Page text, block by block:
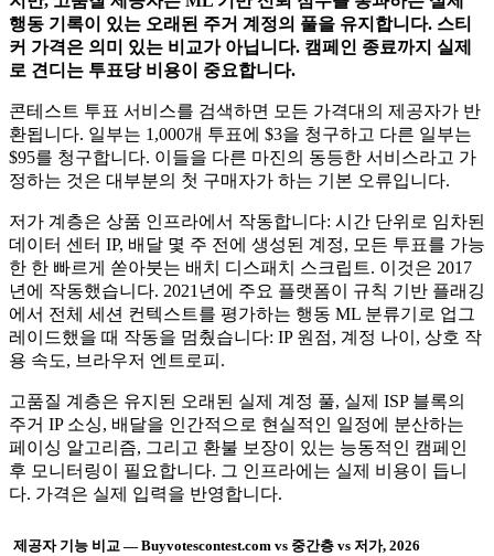
행동 기록이 있는 오래된 주거 계정의 풀을 유지합니다. 스티
커 가격은 의미 있는 비교가 아닙니다. 캠페인 종료까지 실제
로 견디는 투표당 비용이 중요합니다.
콘테스트 투표 서비스를 검색하면 모든 가격대의 제공자가 반
환됩니다. 일부는 1,000개 투표에 $3을 청구하고 다른 일부는
$95를 청구합니다. 이들을 다른 마진의 동등한 서비스라고 가
정하는 것은 대부분의 첫 구매자가 하는 기본 오류입니다.
저가 계층은 상품 인프라에서 작동합니다: 시간 단위로 임차된
데이터 센터 IP, 배달 몇 주 전에 생성된 계정, 모든 투표를 가능
한 한 빠르게 쏟아붓는 배치 디스패치 스크립트. 이것은 2017
년에 작동했습니다. 2021년에 주요 플랫폼이 규칙 기반 플래깅
에서 전체 세션 컨텍스트를 평가하는 행동 ML 분류기로 업그
레이드했을 때 작동을 멈췄습니다: IP 원점, 계정 나이, 상호 작
용 속도, 브라우저 엔트로피.
고품질 계층은 유지된 오래된 실제 계정 풀, 실제 ISP 블록의
주거 IP 소싱, 배달을 인간적으로 현실적인 일정에 분산하는
페이싱 알고리즘, 그리고 환불 보장이 있는 능동적인 캠페인
후 모니터링이 필요합니다. 그 인프라에는 실제 비용이 듭니
다. 가격은 실제 입력을 반영합니다.
제공자 기능 비교 — Buyvotescontest.com vs 중간층 vs 저가, 2026